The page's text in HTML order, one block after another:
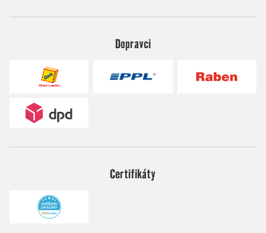
Dopravci
Certifikáty